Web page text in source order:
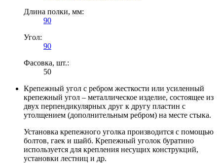
Длина полки, мм:
90
Угол:
90
Фасовка, шт.:
50
Крепежный угол с ребром жесткости или усиленный
крепежный угол – металлическое изделие, состоящее из
двух перпендикулярных друг к другу пластин с
утолщением (дополнительным ребром) на месте стыка.
Установка крепежного уголка производится с помощью
болтов, гаек и шайб. Крепежный уголок буратино
используется для крепления несущих конструкций,
установки лестниц и др.